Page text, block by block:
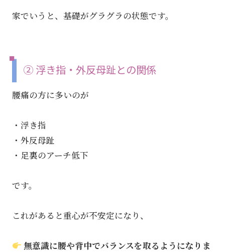
家でいうと、基礎がグラグラの状態です。
② 浮き指・外反母趾との関係
腰痛の方に多いのが
・浮き指
・外反母趾
・足裏のアーチ低下
です。
これがあると重心が不安定になり、
無意識に腰や背中でバランスを取るようになりま